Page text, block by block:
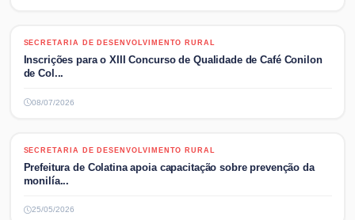
SECRETARIA DE DESENVOLVIMENTO RURAL
SECRETARIA DE DESENVOLVIMENTO RURAL
Inscrições para o XIII Concurso de Qualidade de Café Conilon
de Col...
08/07/2026
SECRETARIA DE DESENVOLVIMENTO RURAL
SECRETARIA DE DESENVOLVIMENTO RURAL
Prefeitura de Colatina apoia capacitação sobre prevenção da
monilía...
25/05/2026